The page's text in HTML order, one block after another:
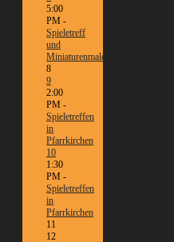
5:00
PM -
Spieletreff
und
Miniaturenmalen/Tabletop
8
9
2:00
PM -
Spieletreffen
in
Pfarrkirchen
10
1:30
PM -
Spieletreffen
in
Pfarrkirchen
11
12